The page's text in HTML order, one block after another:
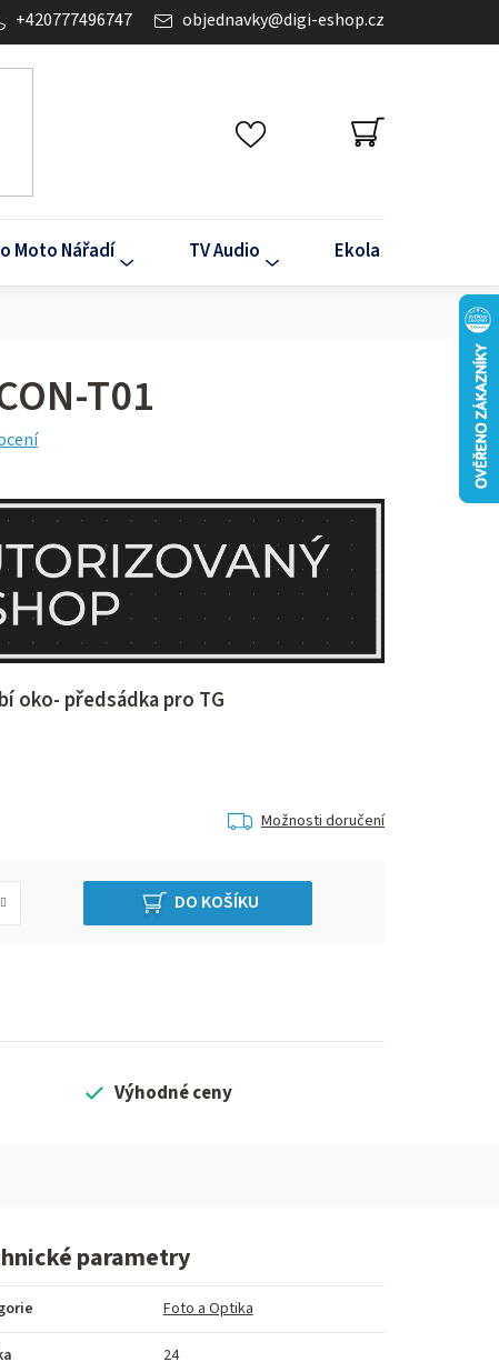
objednavky@digi-eshop.cz
+420777496747
NÁKUPNÍ
KOŠÍK
Moto Nářadí TV Audio Ekola
T01
oko- předsádka pro TG
Možnosti doručení
DO KOŠÍKU
Výhodné ceny
parametry
Foto a Optika
24